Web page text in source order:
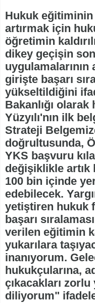
Hukuk
artırmak için
öğretimin
dikey geçişin
uygulamalarının
girişte başarı
yükseltildiğini
Bakanlığı olarak
Yüzyılı'nın ilk
Strateji
doğrultusunda,
YKS başvuru
değişiklikle
100 bin içinde
edebilecek.
yetiştiren hukuk
başarı
verilen eğitimin
yukarılara
inanıyorum.
hukukçularına,
çıkacakları
diliyorum"